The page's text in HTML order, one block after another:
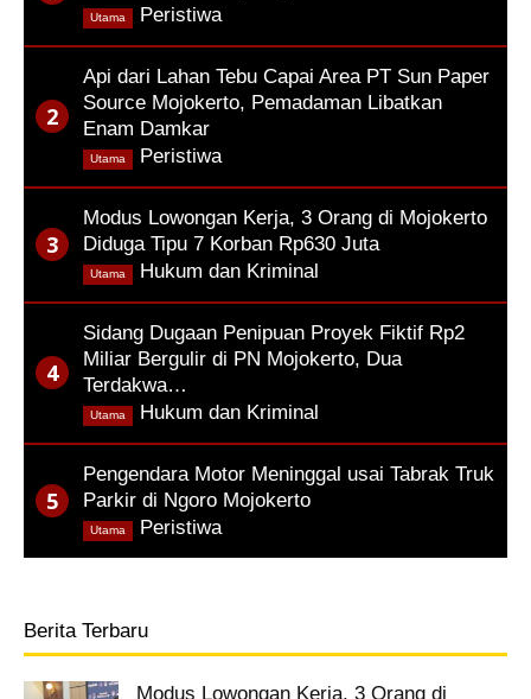
Peristiwa
Utama
Api dari Lahan Tebu Capai Area PT Sun Paper
Source Mojokerto, Pemadaman Libatkan
Enam Damkar
Peristiwa
Utama
Modus Lowongan Kerja, 3 Orang di Mojokerto
Diduga Tipu 7 Korban Rp630 Juta
Hukum dan Kriminal
Utama
Sidang Dugaan Penipuan Proyek Fiktif Rp2
Miliar Bergulir di PN Mojokerto, Dua
Terdakwa…
Hukum dan Kriminal
Utama
Pengendara Motor Meninggal usai Tabrak Truk
Parkir di Ngoro Mojokerto
Peristiwa
Utama
Berita Terbaru
Modus Lowongan Kerja, 3 Orang di